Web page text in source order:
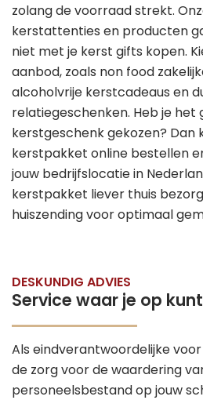
zolang de voorraad strekt.
kerstattenties en producten
niet met je kerst gifts kopen.
aanbod, zoals non food
alcoholvrije kerstcadeaus en
relatiegeschenken. Heb je het
kerstgeschenk gekozen? Dan
kerstpakket online bestellen
jouw bedrijfslocatie in
kerstpakket liever thuis
huiszending voor optimaal
DESKUNDIG ADVIES
Service waar je op
Als eindverantwoordelijke
de zorg voor de waardering
personeelsbestand op jouw